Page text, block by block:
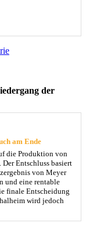
der
am Ende
die Produktion von
Entschluss basiert
von Meyer
und eine rentable
finale Entscheidung
wird jedoch